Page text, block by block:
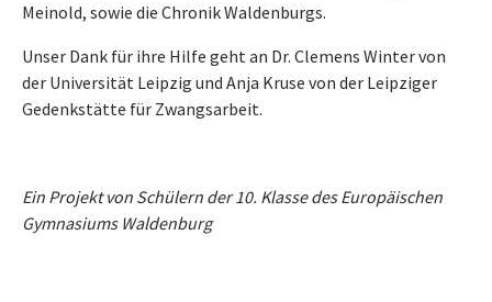
Meinold, sowie die Chronik Waldenburgs.
Unser Dank für ihre Hilfe geht an Dr. Clemens Winter von
der Universität Leipzig und Anja Kruse von der Leipziger
Gedenkstätte für Zwangsarbeit.
Ein Projekt von Schülern der 10. Klasse des Europäischen
Gymnasiums Waldenburg